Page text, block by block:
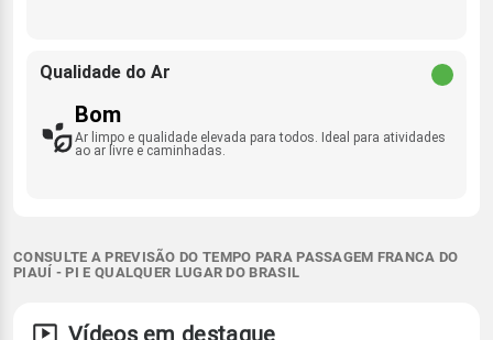
Qualidade do Ar
Bom
Ar limpo e qualidade elevada para todos. Ideal para atividades
ao ar livre e caminhadas.
CONSULTE A PREVISÃO DO TEMPO PARA PASSAGEM FRANCA DO
PIAUÍ - PI E QUALQUER LUGAR DO BRASIL
Vídeos em destaque